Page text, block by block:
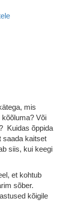
mis
Või
Kuidas õppida
saada kaitset
siis, kui keegi
et kohtub
sõber.
kõigile